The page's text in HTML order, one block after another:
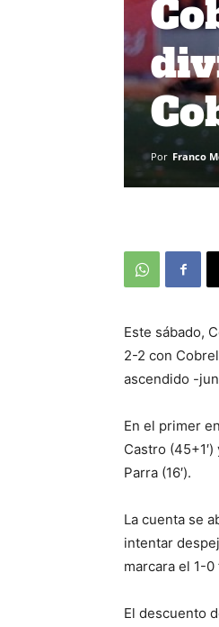
Por Franco
Este sábado,
2-2 con
ascendido -
En el primer
Castro
Parra (16′).
La cuenta se
intentar
marcara el 1-
El descuento